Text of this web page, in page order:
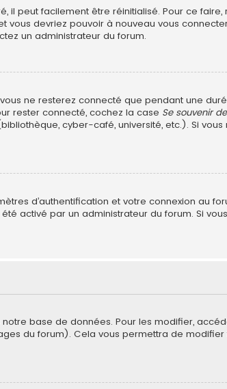
peut facilement être réinitialisé. Pour ce
vous devriez pouvoir à nouveau vous
un administrateur du forum.
ne resterez connecté que pendant une
rester connecté, cochez la case Se souvenir
cyber-café, université, etc.). Si vous
d’authentification et votre connexion au
activé par un administrateur du forum. Si
base de données. Pour les modifier,
du forum). Cela vous permettra de